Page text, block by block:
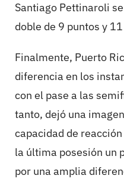
Santiago Pettinaroli
doble de 9 puntos y
Finalmente, Puerto
diferencia en los
con el pase a las
tanto, dejó una
capacidad de
la última posesión un
por una amplia